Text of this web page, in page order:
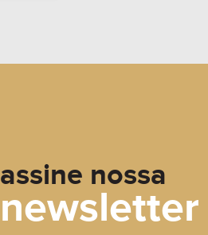
assine nossa
newsletter